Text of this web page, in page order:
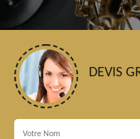
DEVIS